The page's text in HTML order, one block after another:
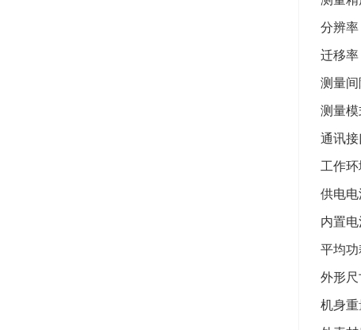
分辨
迁移
测量
测量
通讯
工作
供电
内置
平均
外形
机身